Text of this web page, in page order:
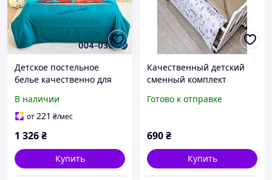
Детское постельное
белье качественно для
использования - "Звезды"
В наличии
от221 ₴/мес
1 326₴
Купить
Качественный детский
сменный комплект
постельного белья в
коричневый
Готово к отправке
690₴
Купить